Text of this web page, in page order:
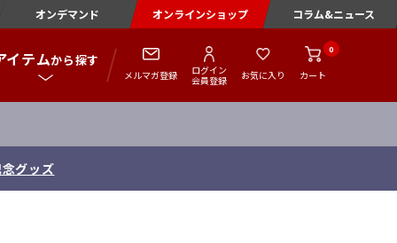
オンデマンド オンラインショップ コラム&ニュース
イテムから探す
メルマガ登録
ログイン
会員登録
お気に入り カート
0
グッズ